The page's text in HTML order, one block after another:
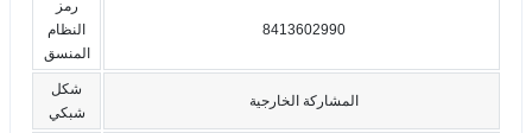
رمز
النظام
المنسق
8413602990
شكل
شبكي
المشاركة الخارجية